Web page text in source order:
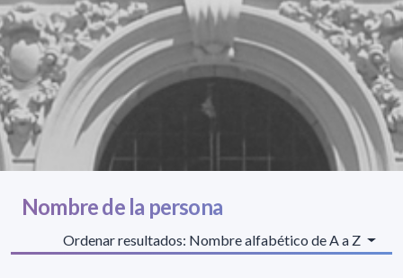
Nombre de la persona
Ordenar resultados: Nombre alfabético de A a Z